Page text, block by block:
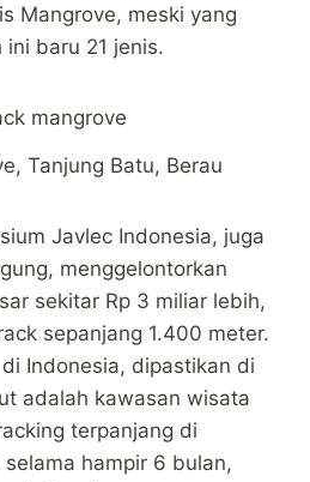
Mangrove, meski yang
baru 21 jenis.
Tanjung Batu, Berau
Javlec Indonesia, juga
menggelontorkan
sekitar Rp 3 miliar lebih,
sepanjang 1.400 meter.
Indonesia, dipastikan di
adalah kawasan wisata
terpanjang di
hampir 6 bulan,